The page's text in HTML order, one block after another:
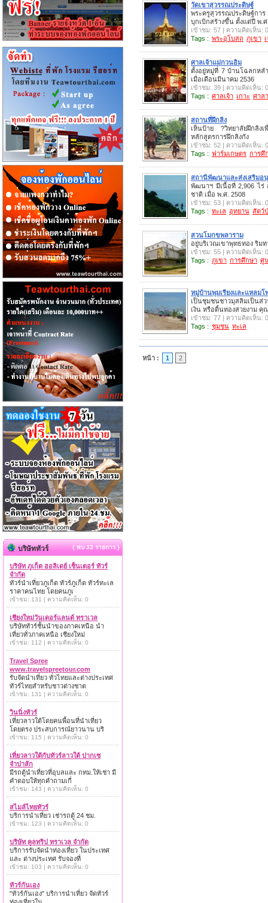
วัดเขาสุวรรณประดิษฐ์
พระครูสุวรรณประดิษฐ์กา
บุกเบิกสร้างขึ้น ตั้งแต่ปี พ.ศ
เข้าชม: 57 | ความคิดเห็น: 0
Tags : พระอุโบสถ ภูเขา
ศาลเจ้าแม่กวนอิม
ตั้งอยู่หมู่ที่ 7 บ้านโฉลกหล
เมื่อเดือนมีนาคม 2536
เข้าชม: 39 | ความคิดเห็น: 0
Tags : ศาลเจ้า เกาะ ศาลา
สถานที่ฝึกลิง
เห็นป้าย ?วิทยาลัยฝึกลิง
หลักสูตรการฝึกลิงกัง
เข้าชม: 52 | ความคิดเห็น: 0
Tags : ฟาร์มเกษตร การศึ
สถานีพัฒนาและส่งเสริมอ
พัฒนาฯ มีเนื้อที่ 2,906 ไร่
ชาติ เมื่อ พ.ศ. 2508
เข้าชม: 53 | ความคิดเห็น: 0
Tags : ทะเล อุทยาน สัตว์
สวนโมกขพลาราม
อยู่บริเวณเขาพุทธทอง ริม
เข้าชม: 55 | ความคิดเห็น: 0
Tags : ภูเขา การศึกษา ศู
หมู่บ้านพุมเรียงและแหลมโ
เป็นชุมชนชาวมุสลิมเป็นส่
เงิน หรือดิ้นทองสวยงาม
เข้าชม: 77 | ความคิดเห็น: 0
Tags : ชุมชน ทะเล
หน้า : 1 2
บริษัททัวร์ { พบ 33 รายการ }
บริษัท ภูเก็ต ฮอลิเดย์ เซ็นเตอร์ ทัวร์
จำกัด
ทัวร์นำเที่ยวภูเก็ต ทัวร์ภูเก็ต ทัวร์ทะเล
ราคาคนไทย โดยคนภูเ
เข้าชม: 131 | ความคิดเห็น: 0
เชียงใหม่วันเดอร์แลนด์ ทราเวล
บริษัททัวร์ชั้นนำของภาคเหนือ นำ
เที่ยวทั่วภาคเหนือ เชียงใหม่
เข้าชม: 112 | ความคิดเห็น: 0
Travel Spree
www.travelspreetour.com
รับจัดนำเที่ยว ทั่วไทยและต่างประเทศ
ทัวร์ไทยสำหรับชาวต่างชาต
เข้าชม: 131 | ความคิดเห็น: 0
วินนิ่งทัวร์
เที่ยวลาวใต้โดยคนพื้อนที่นำเที่ยว
โดยตรง ประสบการณ์ยาวนาน บริ
เข้าชม: 115 | ความคิดเห็น: 0
เที่ยวลาวใต้กับทัวร์ลาวใต้ ปากเซ
จำปาสัก
มีรถตู้นำเที่ยวที่อุบลและ กทม.ให้เช่า มี
คำตอบให้ทุกคำถามเกี่
เข้าชม: 143 | ความคิดเห็น: 0
สไมล์ไทยทัวร์
บริการนำเที่ยว เช่ารถตู้ 24 ชม.
เข้าชม: 123 | ความคิดเห็น: 0
บริษัท คูลทริป ทราเวล จำกัด
บริการรับจัดนำท่องเที่ยว ในประเทศ
และ ต่างประเทศ รับจองที่
เข้าชม: 103 | ความคิดเห็น: 0
ทัวร์กันเอง
"ทัวร์กันเอง" บริการนำเที่ยว จัดทัวร์